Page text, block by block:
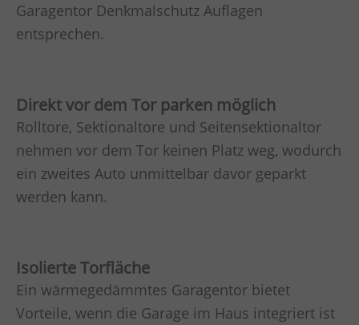
Garagentor Denkmalschutz Auflagen
entsprechen.
Direkt vor dem Tor parken möglich
Rolltore, Sektionaltore und Seitensektionaltor
nehmen vor dem Tor keinen Platz weg, wodurch
ein zweites Auto unmittelbar davor geparkt
werden kann.
Isolierte Torfläche
Ein wärmegedämmtes Garagentor bietet
Vorteile, wenn die Garage im Haus integriert ist